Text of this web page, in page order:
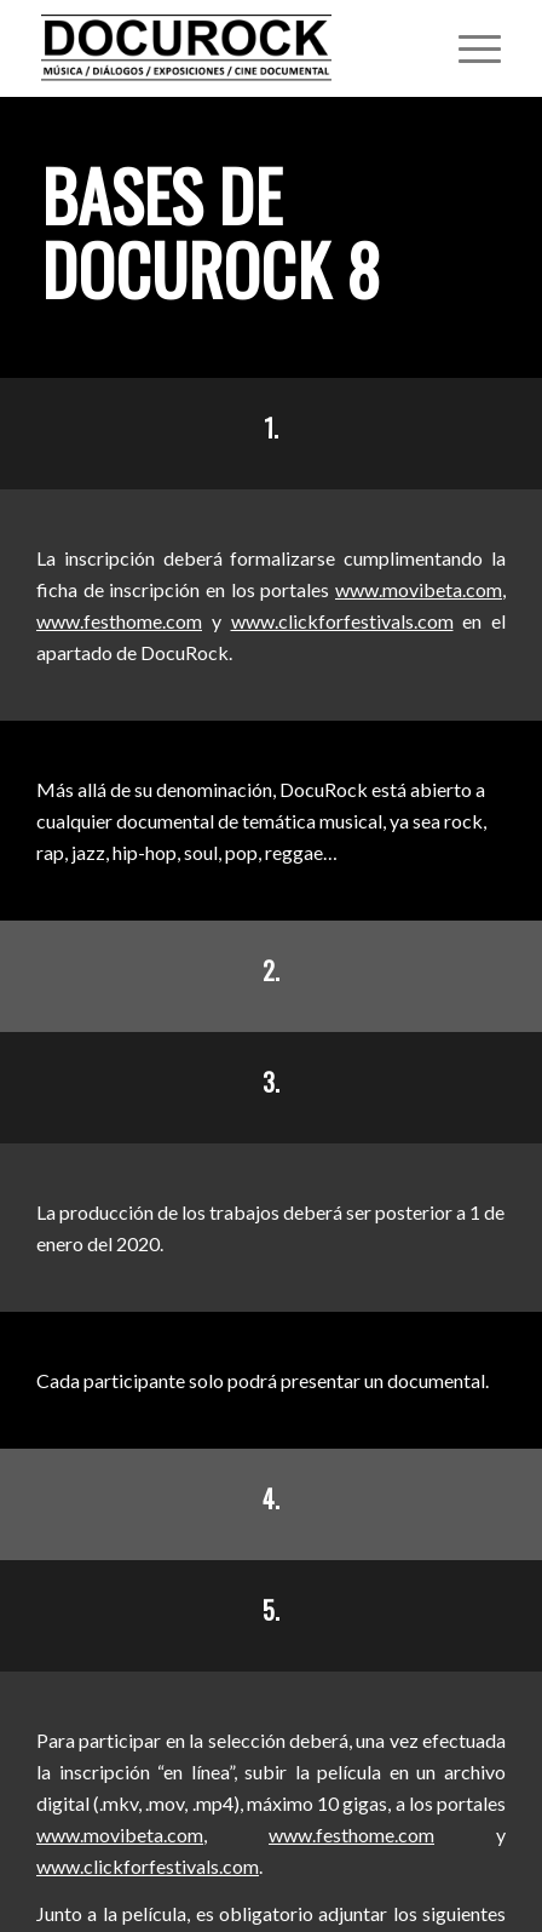
BASES DE
DOCUROCK 8
1.
La inscripción deberá formalizarse cumplimentando la
ficha de inscripción en los portales www.movibeta.com
www.festhome.com y www.clickforfestivals.comen el
apartado de DocuRock.
Más allá de su denominación, DocuRock está abierto a
cualquier documental de temática musical, ya sea rock,
rap, jazz, hip-hop, soul, pop, reggae…
2.
3.
La producción de los trabajos deberá ser posterior a 1 de
enero del 2020.
Cada participante solo podrá presentar un documental.
4.
5.
Para participar en la selección deberá, una vez efectuada
la inscripción “en línea”, subir la película en un archivo
digital (.mkv, .mov, .mp4), máximo 10 gigas, a los portales
www.movibeta.com
www.festhome.com y
www.clickforfestivals.com
Junto a la película, es obligatorio adjuntar los siguientes